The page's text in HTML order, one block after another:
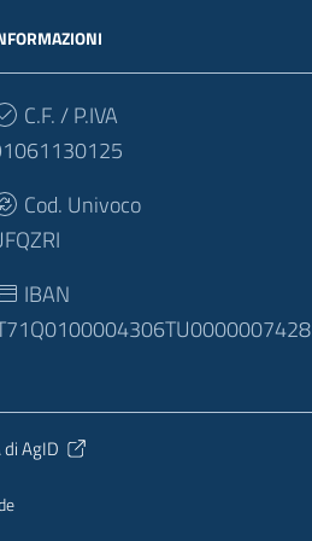
C.F. / P.IVA
Cod. Univoco
IBAN
AgID